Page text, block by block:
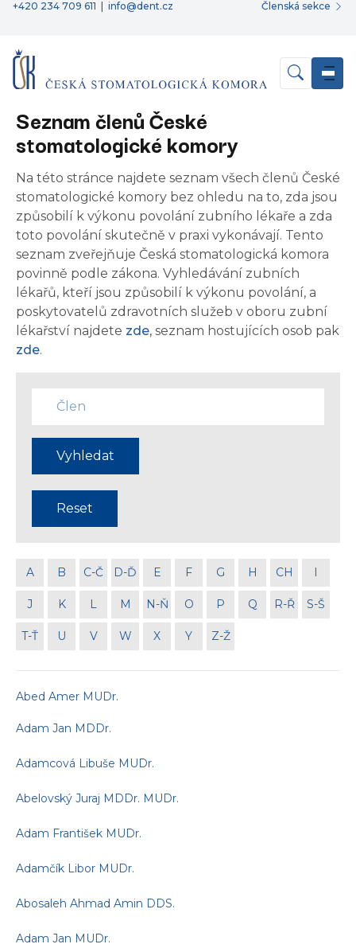
+420 234 709 611 info@dent.cz Členská sekce
Seznam členů České
stomatologické komory
Na této stránce najdete seznam všech členů České
stomatologické komory bez ohledu na to, zda jsou
způsobilí k výkonu povolání zubního lékaře a zda
toto povolání skutečně v praxi vykonávají. Tento
seznam zveřejňuje Česká stomatologická komora
povinně podle zákona. Vyhledávání zubních
lékařů, kteří jsou způsobilí k výkonu povolání, a
poskytovatelů zdravotních služeb v oboru zubní
lékařství najdete zde, seznam hostujících osob pak
zde.
Zadejte
člena
Vyhledat
Reset
A B C-Č D-Ď E F G H CH I
J K L M N-Ň O P Q R-Ř S-Š
T-Ť U V W X Y Z-Ž
Abed Amer MUDr.
Adam Jan MDDr.
Adamcová Libuše MUDr.
Abelovský Juraj MDDr. MUDr.
Adam František MUDr.
Adamčík Libor MUDr.
Abosaleh Ahmad Amin DDS.
Adam Jan MUDr.